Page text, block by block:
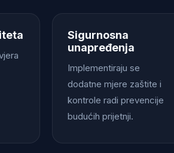
Sigurnosna
unapređenja
Implementiraju se
dodatne mjere zaštite i
kontrole radi prevencije
budućih prijetnji.